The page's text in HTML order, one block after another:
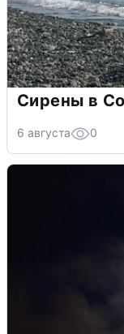
Сирены в
6 августа 0